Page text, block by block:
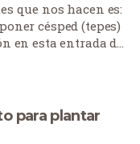
que nos hacen es:
césped (tepes)
en esta entrada del
para plantar